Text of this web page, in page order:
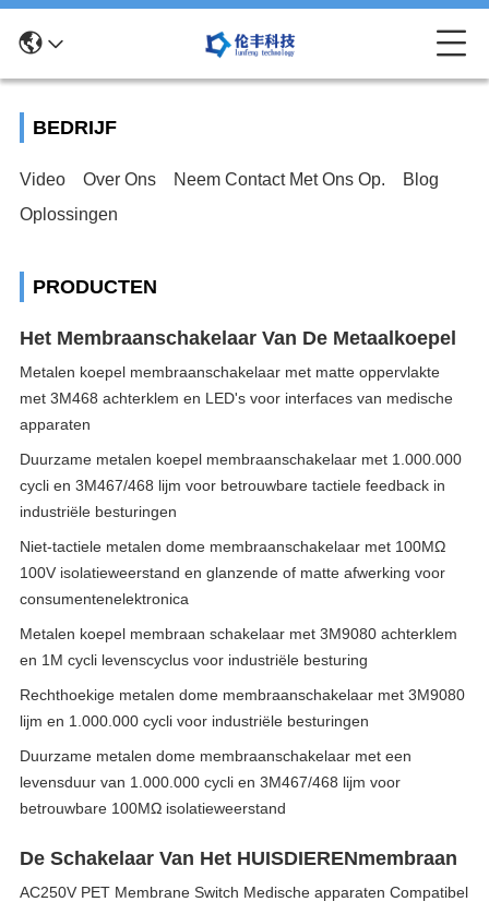
BEDRIJF
Video Over Ons Neem Contact Met Ons Op.
Blog
Oplossingen
PRODUCTEN
Het Membraanschakelaar Van De Metaalkoepel
Metalen koepel membraanschakelaar met matte oppervlakte
met 3M468 achterklem en LED's voor interfaces van medische
apparaten
Duurzame metalen koepel membraanschakelaar met 1.000.000
cycli en 3M467/468 lijm voor betrouwbare tactiele feedback in
industriële besturingen
Niet-tactiele metalen dome membraanschakelaar met 100MΩ
100V isolatieweerstand en glanzende of matte afwerking voor
consumentenelektronica
Metalen koepel membraan schakelaar met 3M9080 achterklem
en 1M cycli levenscyclus voor industriële besturing
Rechthoekige metalen dome membraanschakelaar met 3M9080
lijm en 1.000.000 cycli voor industriële besturingen
Duurzame metalen dome membraanschakelaar met een
levensduur van 1.000.000 cycli en 3M467/468 lijm voor
betrouwbare 100MΩ isolatieweerstand
De Schakelaar Van Het HUISDIERENmembraan
AC250V PET Membrane Switch Medische apparaten Compatibel